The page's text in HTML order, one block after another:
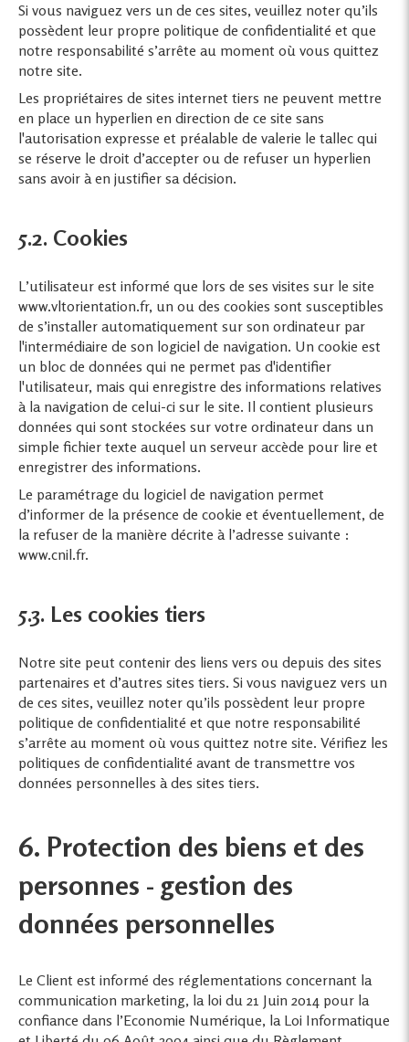
Si vous naviguez vers un de ces sites, veuillez noter qu’ils
possèdent leur propre politique de confidentialité et que
notre responsabilité s’arrête au moment où vous quittez
notre site.
Les propriétaires de sites internet tiers ne peuvent mettre
en place un hyperlien en direction de ce site sans
l'autorisation expresse et préalable de valerie le tallec qui
se réserve le droit d’accepter ou de refuser un hyperlien
sans avoir à en justifier sa décision.
5.2. Cookies
L’utilisateur est informé que lors de ses visites sur le site
www.vltorientation.fr, un ou des cookies sont susceptibles
de s’installer automatiquement sur son ordinateur par
l'intermédiaire de son logiciel de navigation. Un cookie est
un bloc de données qui ne permet pas d'identifier
l'utilisateur, mais qui enregistre des informations relatives
à la navigation de celui-ci sur le site. Il contient plusieurs
données qui sont stockées sur votre ordinateur dans un
simple fichier texte auquel un serveur accède pour lire et
enregistrer des informations.
Le paramétrage du logiciel de navigation permet
d’informer de la présence de cookie et éventuellement, de
la refuser de la manière décrite à l’adresse suivante :
www.cnil.fr.
5.3. Les cookies tiers
Notre site peut contenir des liens vers ou depuis des sites
partenaires et d’autres sites tiers. Si vous naviguez vers un
de ces sites, veuillez noter qu’ils possèdent leur propre
politique de confidentialité et que notre responsabilité
s’arrête au moment où vous quittez notre site. Vérifiez les
politiques de confidentialité avant de transmettre vos
données personnelles à des sites tiers.
6. Protection des biens et des
personnes - gestion des
données personnelles
Le Client est informé des réglementations concernant la
communication marketing, la loi du 21 Juin 2014 pour la
confiance dans l’Economie Numérique, la Loi Informatique